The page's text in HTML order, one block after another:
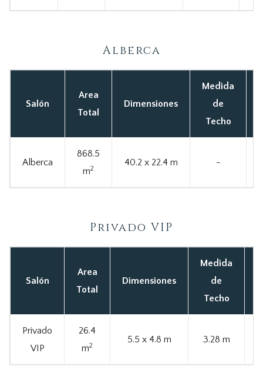
Alberca
Salón
Area
Total
Dimensiones
Medida
de
Techo
Alberca
868.5
m2
40.2 x 22.4 m -
Privado VIP
Salón
Area
Total
Dimensiones
Medida
de
Techo
Privado
VIP
26.4
m2
5.5 x 4.8 m 3.28 m